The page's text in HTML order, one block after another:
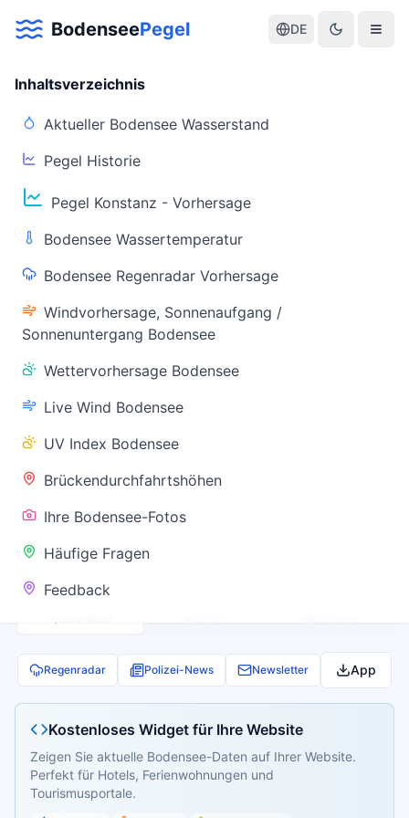
BodenseePegel DE
Inhaltsverzeichnis
Aktueller Bodensee Wasserstand
Pegel Historie
Pegel Konstanz - Vorhersage
Bodensee Wassertemperatur
Bodensee Regenradar Vorhersage
Windvorhersage, Sonnenaufgang /
Sonnenuntergang Bodensee
Wettervorhersage Bodensee
Live Wind Bodensee
UV Index Bodensee
Brückendurchfahrtshöhen
Ihre Bodensee-Fotos
Häufige Fragen
Feedback
Aktuelle Warnlage Bodensee
Aktueller Bodensee Pegel & Wasserstand
Live-Daten
(Konstanz)
Wassertemperatur
(Friedrichshafen)
Warnstatus
✅ Keine
Warnung
Regenradar Polizei-News Newsletter App
Kostenloses Widget für Ihre Website
Zeigen Sie aktuelle Bodensee-Daten auf Ihrer Website.
Perfekt für Hotels, Ferienwohnungen und
Tourismusportale.